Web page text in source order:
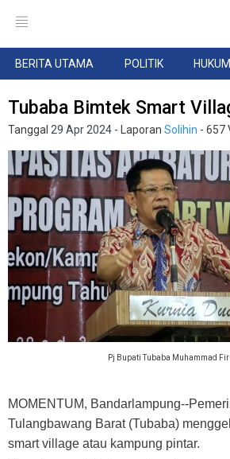
BERITA UTAMA POLITIK HUKUM
Tubaba Bimtek Smart
Tanggal 29 Apr 2024 - Laporan Solihin - 657
Pj Bupati Tubaba Muhammad
MOMENTUM, Bandarlampung--
Tulangbawang Barat (Tubaba)
smart village atau kampung pintar.